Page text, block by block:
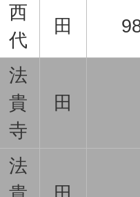
西
代
田
法
貴
寺
田
法